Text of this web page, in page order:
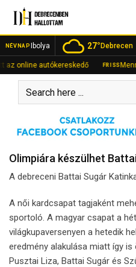
content
NÉVNAP Ibolya 27°Debrecen
autókereskedő FRISS Mennyibe
Olimpiára készülhet
A debreceni Battai Sugár
A női kardcsapat tagjaként
sportoló. A magyar csapat a
világkupaversenyen a hetedik
eredmény alakulása miatt így
Pusztai Liza, Battai Sugár és